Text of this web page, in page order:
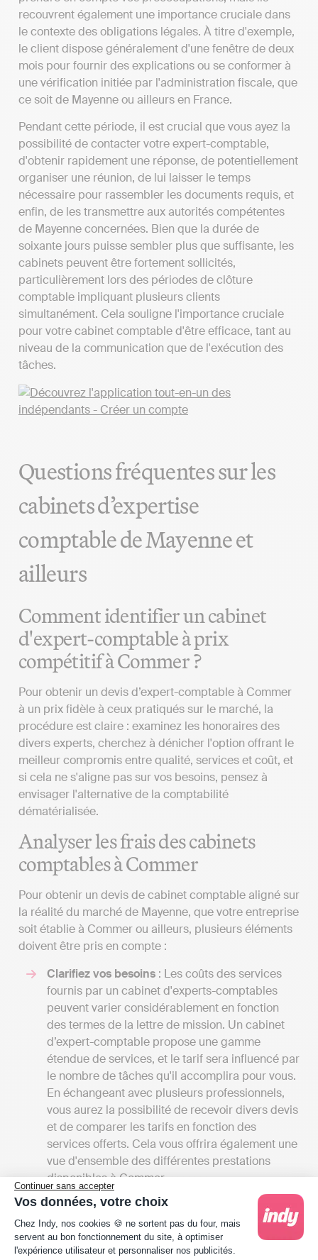
Continuer sans accepter
Vos données, votre choix
Plateforme de Gestion du Consentement :
Chez Indy, nos cookies 🍪 ne sortent pas du four, mais
servent au bon fonctionnement du site, à optimiser
l'expérience utilisateur et personnaliser nos publicités.
recouvrent également une importance cruciale dans
le contexte des obligations légales. À titre d'exemple,
le client dispose généralement d'une fenêtre de deux
mois pour fournir des explications ou se conformer à
une vérification initiée par l'administration fiscale, que
ce soit de Mayenne ou ailleurs en France.
Pendant cette période, il est crucial que vous ayez la
possibilité de contacter votre expert-comptable,
d'obtenir rapidement une réponse, de potentiellement
organiser une réunion, de lui laisser le temps
nécessaire pour rassembler les documents requis, et
enfin, de les transmettre aux autorités compétentes
de Mayenne concernées. Bien que la durée de
soixante jours puisse sembler plus que suffisante, les
cabinets peuvent être fortement sollicités,
particulièrement lors des périodes de clôture
comptable impliquant plusieurs clients
simultanément. Cela souligne l'importance cruciale
pour votre cabinet comptable d'être efficace, tant au
niveau de la communication que de l'exécution des
tâches.
Questions fréquentes sur les
cabinets d’expertise
comptable de Mayenne et
ailleurs
Comment identifier un cabinet
d'expert-comptable à prix
compétitif à Commer ?
Pour obtenir un devis d’expert-comptable à Commer
à un prix fidèle à ceux pratiqués sur le marché, la
procédure est claire : examinez les honoraires des
divers experts, cherchez à dénicher l'option offrant le
meilleur compromis entre qualité, services et coût, et
si cela ne s'aligne pas sur vos besoins, pensez à
envisager l'alternative de la comptabilité
dématérialisée.
Analyser les frais des cabinets
comptables à Commer
Pour obtenir un devis de cabinet comptable aligné sur
la réalité du marché de Mayenne, que votre entreprise
soit établie à Commer ou ailleurs, plusieurs éléments
doivent être pris en compte :
Clarifiez vos besoins : Les coûts des services
fournis par un cabinet d'experts-comptables
peuvent varier considérablement en fonction
des termes de la lettre de mission. Un cabinet
d’expert-comptable propose une gamme
étendue de services, et le tarif sera influencé par
le nombre de tâches qu'il accomplira pour vous.
En échangeant avec plusieurs professionnels,
vous aurez la possibilité de recevoir divers devis
et de comparer les tarifs en fonction des
services offerts. Cela vous offrira également une
vue d'ensemble des différentes prestations
disponibles à Commer.
Comparez les tarifs
: Les honoraires des
cabinets d'expertise comptable peuvent varier
de 50 euros par mois pour de petites missions
confiées à un comptable indépendant à